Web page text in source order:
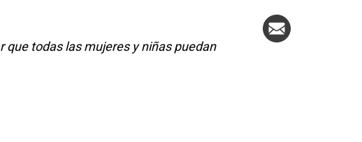
todas las mujeres y niñas puedan